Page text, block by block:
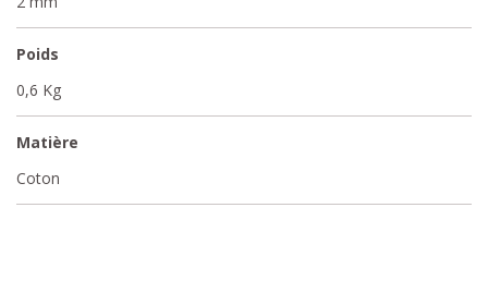
Poids
0,6 Kg
Matière
Coton